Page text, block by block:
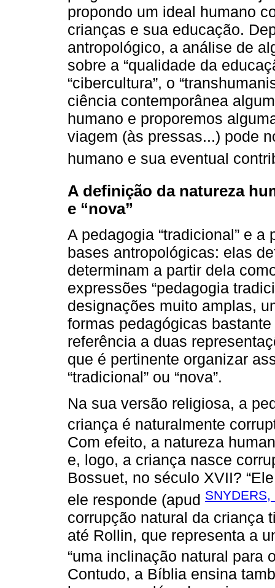
propondo um ideal humano
crianças e sua educação.
antropológico, a análise de
sobre a “qualidade da
“cibercultura”, o
ciência contemporânea
humano e proporemos
viagem (às pressas...) pode
humano e sua eventual
A definição da natureza
e “nova”
A pedagogia “tradicional” e a
bases antropológicas: elas
determinam a partir dela
expressões “pedagogia
designações muito amplas,
formas pedagógicas
referência a duas
que é pertinente organizar
“tradicional” ou “nova”.
Na sua versão religiosa, a
criança é naturalmente
Com efeito, a natureza
e, logo, a criança nasce
Bossuet, no século XVII?
ele responde (apud SNYDERS,
corrupção natural da criança
até Rollin, que representa a
“uma inclinação natural para
Contudo, a Bíblia ensina